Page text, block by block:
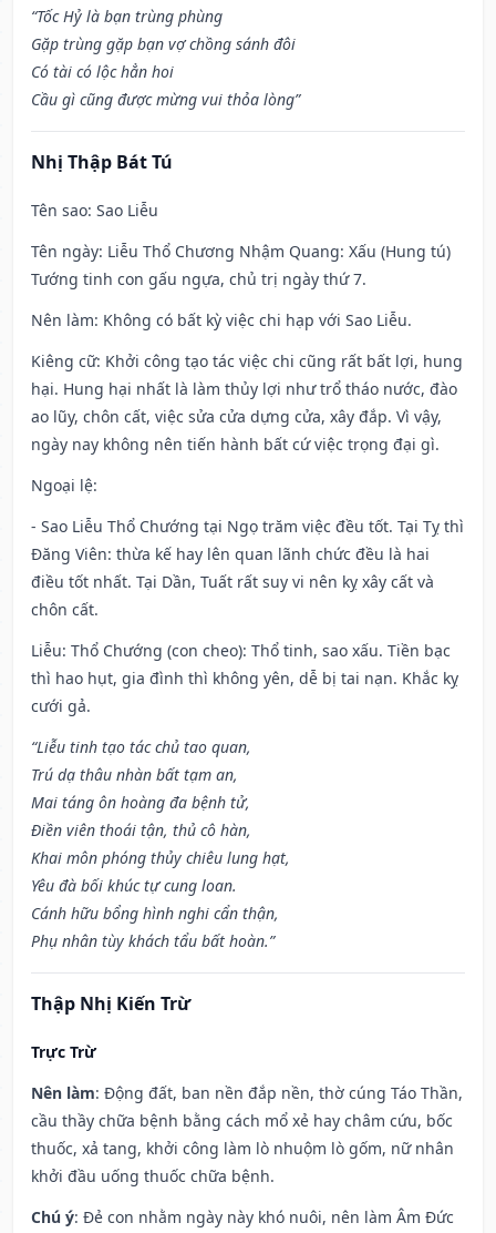
“Tốc Hỷ là bạn trùng phùng
Gặp trùng gặp bạn vợ chồng sánh đôi
Có tài có lộc hẳn hoi
Cầu gì cũng được mừng vui thỏa lòng”
Nhị Thập Bát Tú
Tên sao: Sao Liễu
Tên ngày: Liễu Thổ Chương Nhậm Quang: Xấu (Hung tú)
Tướng tinh con gấu ngựa, chủ trị ngày thứ 7.
Nên làm: Không có bất kỳ việc chi hạp với Sao Liễu.
Kiêng cữ: Khởi công tạo tác việc chi cũng rất bất lợi, hung
hại. Hung hại nhất là làm thủy lợi như trổ tháo nước, đào
ao lũy, chôn cất, việc sửa cửa dựng cửa, xây đắp. Vì vậy,
ngày nay không nên tiến hành bất cứ việc trọng đại gì.
Ngoại lệ:
- Sao Liễu Thổ Chướng tại Ngọ trăm việc đều tốt. Tại Tỵ thì
Đăng Viên: thừa kế hay lên quan lãnh chức đều là hai
điều tốt nhất. Tại Dần, Tuất rất suy vi nên kỵ xây cất và
chôn cất.
Liễu: Thổ Chướng (con cheo): Thổ tinh, sao xấu. Tiền bạc
thì hao hụt, gia đình thì không yên, dễ bị tai nạn. Khắc kỵ
cưới gả.
“Liễu tinh tạo tác chủ tao quan,
Trú dạ thâu nhàn bất tạm an,
Mai táng ôn hoàng đa bệnh tử,
Điền viên thoái tận, thủ cô hàn,
Khai môn phóng thủy chiêu lung hạt,
Yêu đà bối khúc tự cung loan.
Cánh hữu bổng hình nghi cẩn thận,
Phụ nhân tùy khách tẩu bất hoàn.”
Thập Nhị Kiến Trừ
Trực Trừ
Nên làm: Động đất, ban nền đắp nền, thờ cúng Táo Thần,
cầu thầy chữa bệnh bằng cách mổ xẻ hay châm cứu, bốc
thuốc, xả tang, khởi công làm lò nhuộm lò gốm, nữ nhân
khởi đầu uống thuốc chữa bệnh.
Chú ý: Đẻ con nhằm ngày này khó nuôi, nên làm Âm Đức